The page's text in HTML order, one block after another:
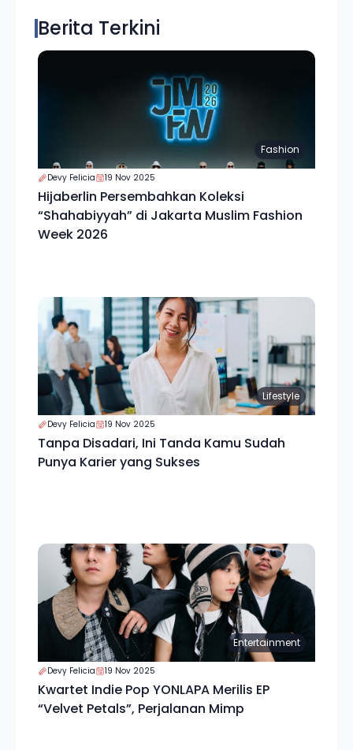
Berita Terkini
Fashion
Devy Felicia 19 Nov 2025
Hijaberlin Persembahkan Koleksi
“Shahabiyyah” di Jakarta Muslim Fashion
Week 2026
Lifestyle
Devy Felicia 19 Nov 2025
Tanpa Disadari, Ini Tanda Kamu Sudah
Punya Karier yang Sukses
Entertainment
Devy Felicia 19 Nov 2025
Kwartet Indie Pop YONLAPA Merilis EP
“Velvet Petals”, Perjalanan Mimp